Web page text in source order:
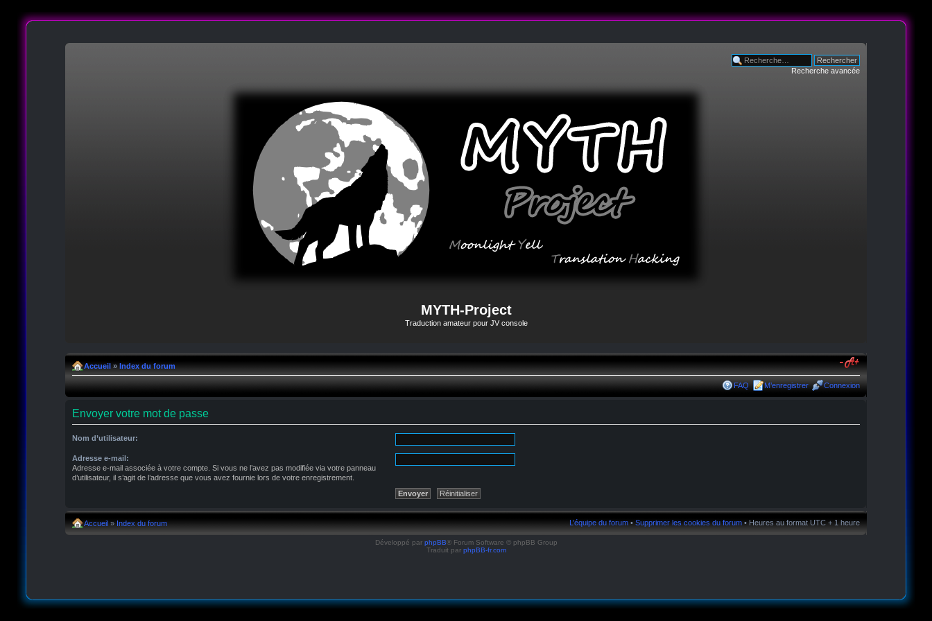
Recherche avancée
MYTH-Project
Traduction amateur pour JV console
Accueil» Index du forum
FAQ M’enregistrer Connexion
Envoyer votre mot de passe
Nom d’utilisateur:
Adresse e-mail:
Adresse e-mail associée à votre compte. Si vous ne l’avez pas modifiée via votre panneau
d’utilisateur, il s’agit de l’adresse que vous avez fournie lors de votre enregistrement.
Accueil» Index du forum L’équipe du forum •Supprimer les cookies du forum • Heures au format UTC + 1 heure
Développé par phpBB® Forum Software © phpBB Group
Traduit par phpBB-fr.com